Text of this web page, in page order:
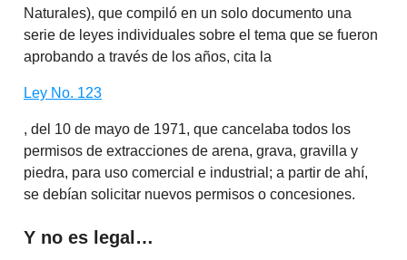
Naturales), que compiló en un solo documento una
serie de leyes individuales sobre el tema que se fueron
aprobando a través de los años, cita la
Ley No. 123
, del 10 de mayo de 1971, que cancelaba todos los
permisos de extracciones de arena, grava, gravilla y
piedra, para uso comercial e industrial; a partir de ahí,
se debían solicitar nuevos permisos o concesiones.
Y no es legal…